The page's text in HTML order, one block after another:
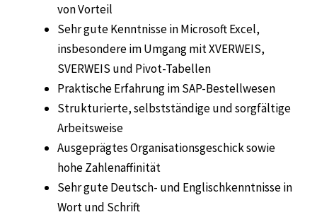
von Vorteil
Sehr gute Kenntnisse in Microsoft Excel,
insbesondere im Umgang mit XVERWEIS,
SVERWEIS und Pivot-Tabellen
Praktische Erfahrung im SAP-Bestellwesen
Strukturierte, selbstständige und sorgfältige
Arbeitsweise
Ausgeprägtes Organisationsgeschick sowie
hohe Zahlenaffinität
Sehr gute Deutsch- und Englischkenntnisse in
Wort und Schrift